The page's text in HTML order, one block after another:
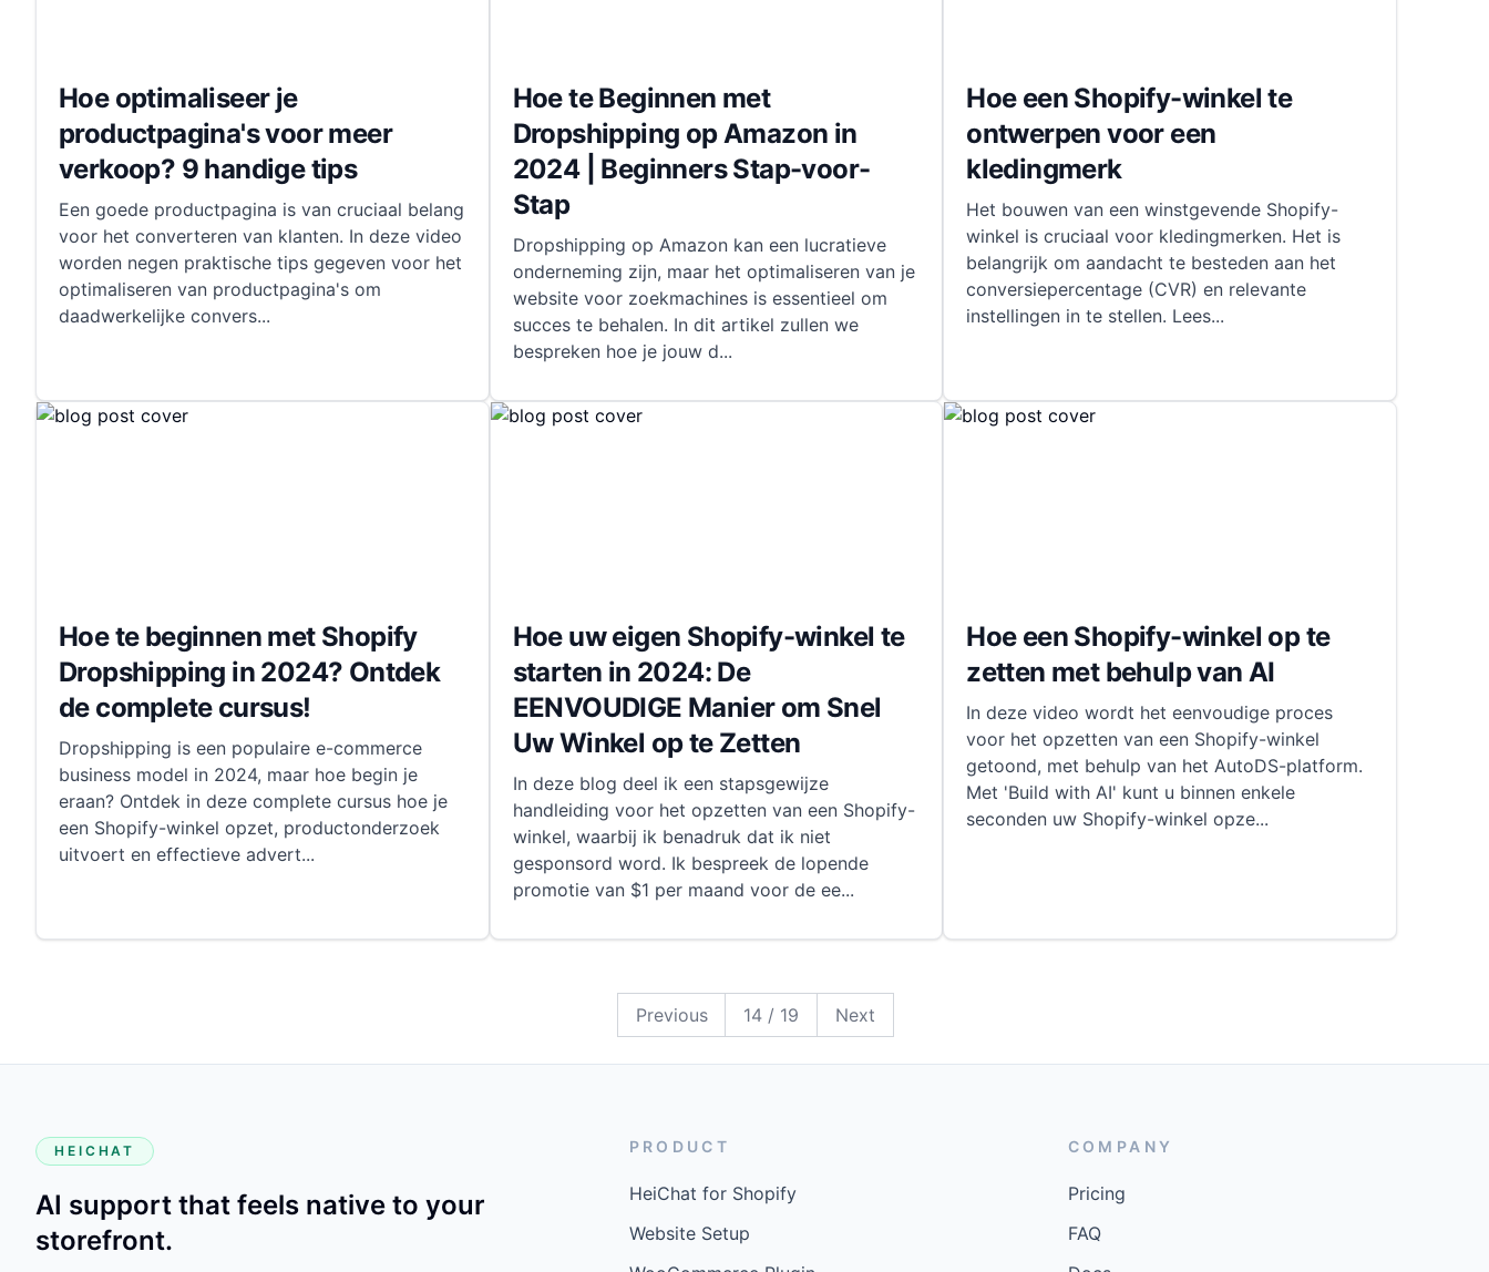
Hoe optimaliseer je
productpagina's voor meer
verkoop? 9 handige tips
Een goede productpagina is van cruciaal belang
voor het converteren van klanten. In deze video
worden negen praktische tips gegeven voor het
optimaliseren van productpagina's om
daadwerkelijke convers...
Hoe te Beginnen met
Dropshipping op Amazon in
2024 | Beginners Stap-voor-
Stap
Dropshipping op Amazon kan een lucratieve
onderneming zijn, maar het optimaliseren van je
website voor zoekmachines is essentieel om
succes te behalen. In dit artikel zullen we
bespreken hoe je jouw d...
Hoe een Shopify-winkel te
ontwerpen voor een
kledingmerk
Het bouwen van een winstgevende Shopify-
winkel is cruciaal voor kledingmerken. Het is
belangrijk om aandacht te besteden aan het
conversiepercentage (CVR) en relevante
instellingen in te stellen. Lees...
Hoe te beginnen met Shopify
Dropshipping in 2024? Ontdek
de complete cursus!
Dropshipping is een populaire e-commerce
business model in 2024, maar hoe begin je
eraan? Ontdek in deze complete cursus hoe je
een Shopify-winkel opzet, productonderzoek
uitvoert en effectieve advert...
Hoe uw eigen Shopify-winkel te
starten in 2024: De
EENVOUDIGE Manier om Snel
Uw Winkel op te Zetten
In deze blog deel ik een stapsgewijze
handleiding voor het opzetten van een Shopify-
winkel, waarbij ik benadruk dat ik niet
gesponsord word. Ik bespreek de lopende
promotie van $1 per maand voor de ee...
Hoe een Shopify-winkel op te
zetten met behulp van AI
In deze video wordt het eenvoudige proces
voor het opzetten van een Shopify-winkel
getoond, met behulp van het AutoDS-platform.
Met 'Build with AI' kunt u binnen enkele
seconden uw Shopify-winkel opze...
Previous 14/ 19 Next18
19
HEICHAT
AI support that feels native to your
storefront.
PRODUCT
HeiChat for Shopify
Website Setup
COMPANY
Pricing
FAQ